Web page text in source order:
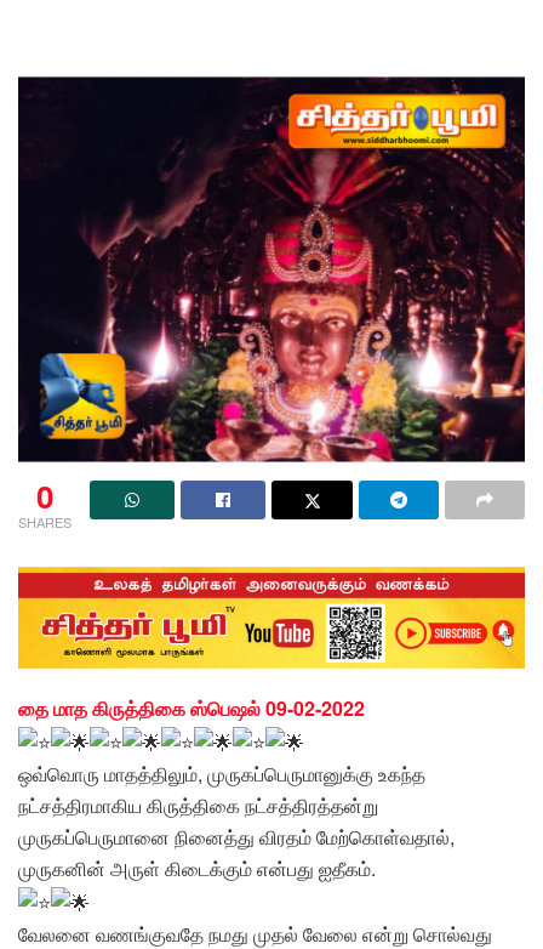
0
SHARES
தை மாத கிருத்திகை ஸ்பெஷல் 09-02-2022
ஒவ்வொரு மாதத்திலும், முருகப்பெருமானுக்கு உகந்த
நட்சத்திரமாகிய கிருத்திகை நட்சத்திரத்தன்று
முருகப்பெருமானை நினைத்து விரதம் மேற்கொள்வதால்,
முருகனின் அருள் கிடைக்கும் என்பது ஐதீகம்.
வேலனை வணங்குவதே நமது முதல் வேலை என்று சொல்வது